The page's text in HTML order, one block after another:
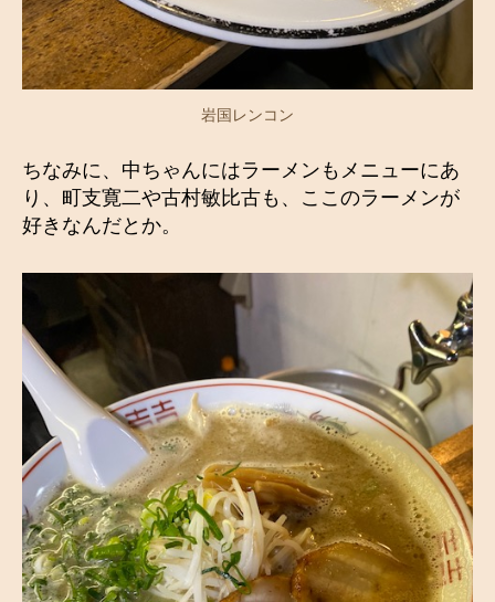
岩国レンコン
ちなみに、中ちゃんにはラーメンもメニューにあ
り、町支寛二や古村敏比古も、ここのラーメンが
好きなんだとか。